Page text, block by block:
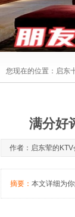
您现在的位置： 启东
满分好
作者：启东荤的
摘要： 本文详细为